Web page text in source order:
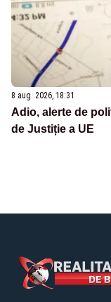
8 aug. 2026, 18:31
Adio, alerte de
de Justiție a UE